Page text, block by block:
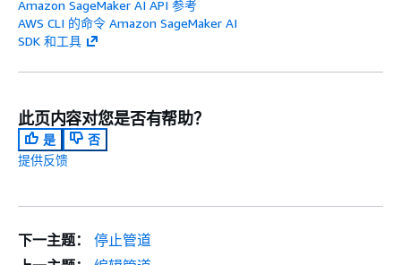
Amazon SageMaker AI API 参考
AWS CLI 的命令 Amazon SageMaker AI
SDK 和工具
此页内容对您是否有帮助？
是
否
提供反馈
下一主题：
停止管道